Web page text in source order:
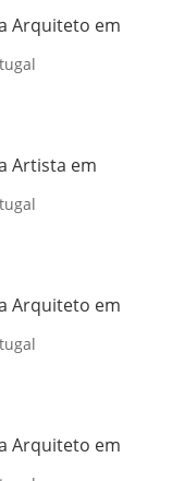
Arquiteto em
Artista em
Arquiteto em
Arquiteto em